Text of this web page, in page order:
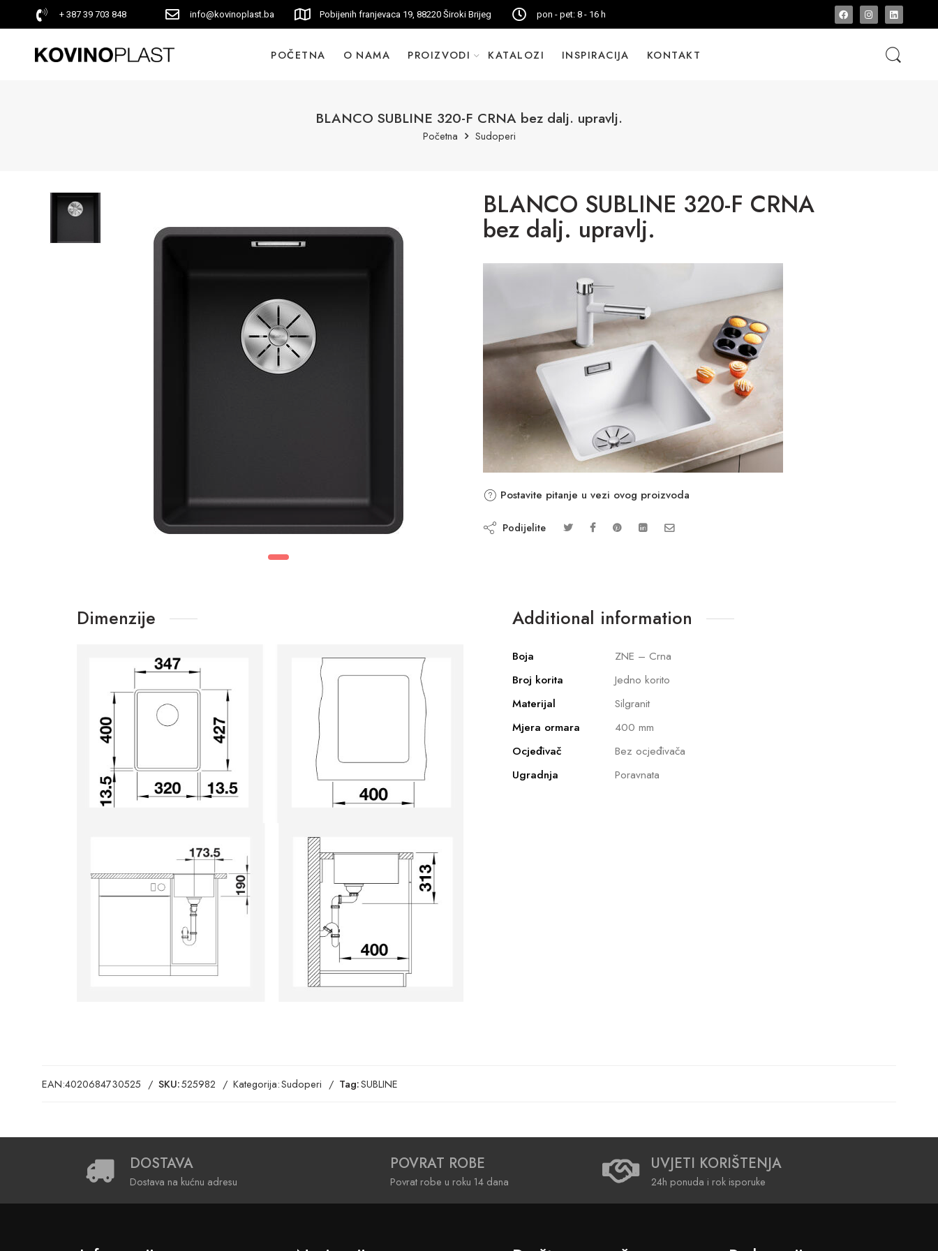
+ 387 39 703 848 info@kovinoplast.ba Pobijenih franjevaca 19, 88220 Široki Brijeg pon - pet: 8 - 16 h
POČETNA O NAMA PROIZVODI KATALOZI INSPIRACIJA KONTAKT
BLANCO SUBLINE 320-F CRNA bez dalj. upravlj.
Početna Sudoperi
BLANCO SUBLINE 320-F CRNA
bez dalj. upravlj.
Postavite pitanje u vezi ovog proizvoda
Podijelite
Dimenzije Additional information
Boja
ZNE – Crna
Broj korita
Jedno korito
Materijal
Silgranit
Mjera ormara
400 mm
Ocjeđivač
Bez ocjeđivača
Ugradnja
Poravnata
EAN:4020684730525 SKU:525982 Kategorija:Sudoperi Tag:SUBLINE
DOSTAVA
Dostava na kućnu adresu
POVRAT ROBE
Povrat robe u roku 14 dana
UVJETI KORIŠTENJA
24h ponuda i rok isporuke